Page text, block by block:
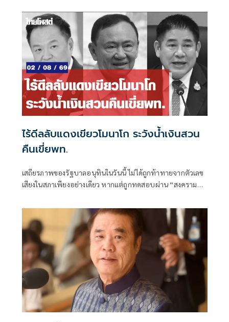
ไร้ดีลลับแดงเขียวโมนาโก ระวังน้ำเงินสวน
คืนเขี่ยพท.
เสถียรภาพของรัฐบาลอนุทินในวันนี้ ไม่ได้ถูกท้าทายจากตัวเลข
เสียงในสภาเพียงอย่างเดียว หากแต่ถูกทดสอบผ่าน “สงคราม
ข่ายอำนาจของพรรคภูมิใจไทย